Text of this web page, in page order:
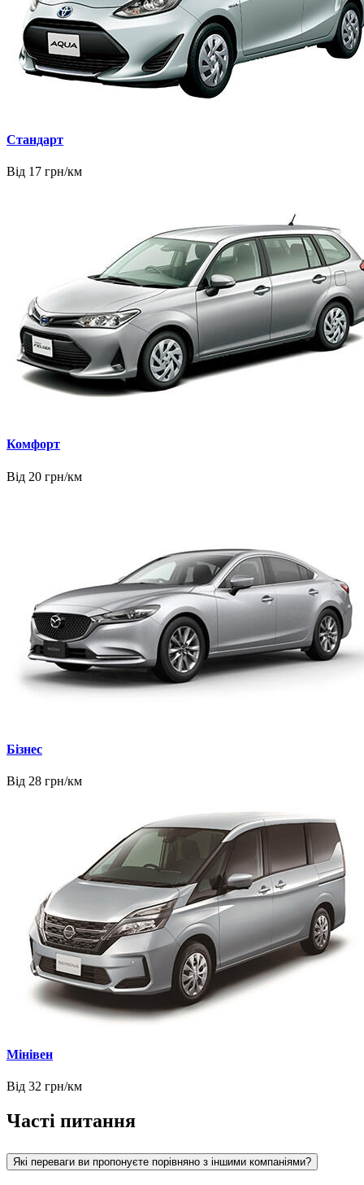
Стандарт
Від 17 грн/км
Комфорт
Від 20 грн/км
Бізнес
Від 28 грн/км
Мінівен
Від 32 грн/км
Часті питання
Які переваги ви пропонуєте порівняно з іншими компаніями?